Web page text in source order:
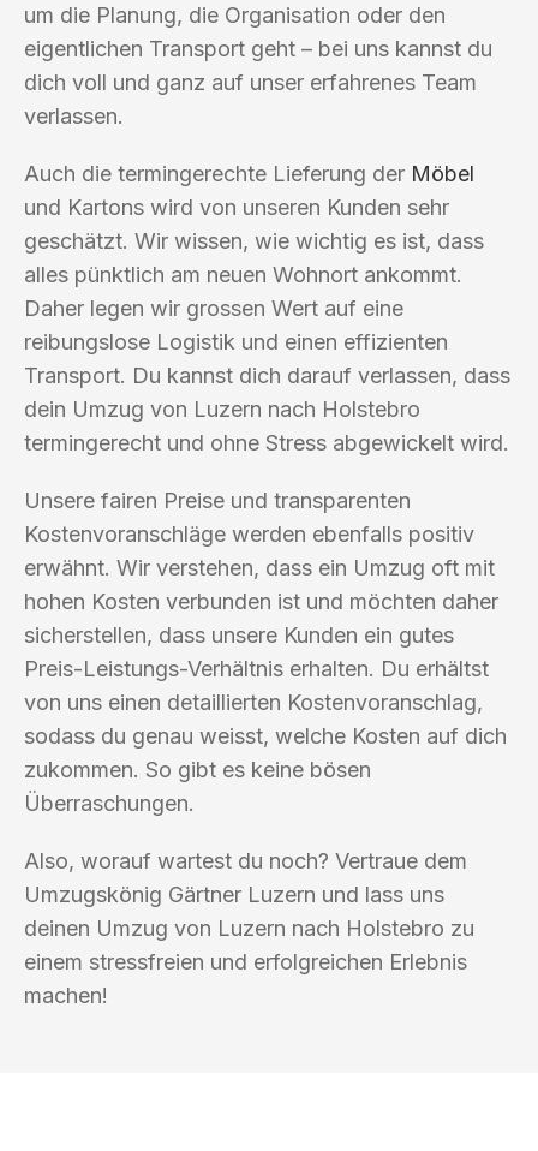
um die Planung, die Organisation oder den
eigentlichen Transport geht – bei uns kannst du
dich voll und ganz auf unser erfahrenes Team
verlassen.
Auch die termingerechte Lieferung der Möbel
und Kartons wird von unseren Kunden sehr
geschätzt. Wir wissen, wie wichtig es ist, dass
alles pünktlich am neuen Wohnort ankommt.
Daher legen wir grossen Wert auf eine
reibungslose Logistik und einen effizienten
Transport. Du kannst dich darauf verlassen, dass
dein Umzug von Luzern nach Holstebro
termingerecht und ohne Stress abgewickelt wird.
Unsere fairen Preise und transparenten
Kostenvoranschläge werden ebenfalls positiv
erwähnt. Wir verstehen, dass ein Umzug oft mit
hohen Kosten verbunden ist und möchten daher
sicherstellen, dass unsere Kunden ein gutes
Preis-Leistungs-Verhältnis erhalten. Du erhältst
von uns einen detaillierten Kostenvoranschlag,
sodass du genau weisst, welche Kosten auf dich
zukommen. So gibt es keine bösen
Überraschungen.
Also, worauf wartest du noch? Vertraue dem
Umzugskönig Gärtner Luzern und lass uns
deinen Umzug von Luzern nach Holstebro zu
einem stressfreien und erfolgreichen Erlebnis
machen!